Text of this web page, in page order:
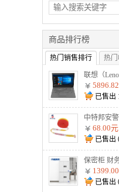
商品排行榜
热门销售排行 热
联想（
V330-14 I5-
8G 1T 2G
驱 W10 灰
已售出
中特邦安
隔离警示线
带涤 盒装
款警戒线
68.00元
已售出
保密柜 财
案柜文件柜
柜 通双节
密码款已售出